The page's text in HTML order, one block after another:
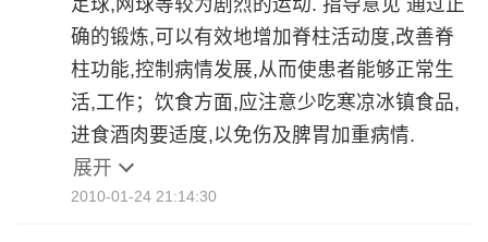
确的锻炼,可以有效地增加脊柱活动度,改善脊
柱功能,控制病情发展,从而使患者能够正常生
活,工作；饮食方面,应注意少吃寒凉冰镇食品,
进食酒肉要适度,以免伤及脾胃加重病情.
展开
2010-01-24 21:14:30